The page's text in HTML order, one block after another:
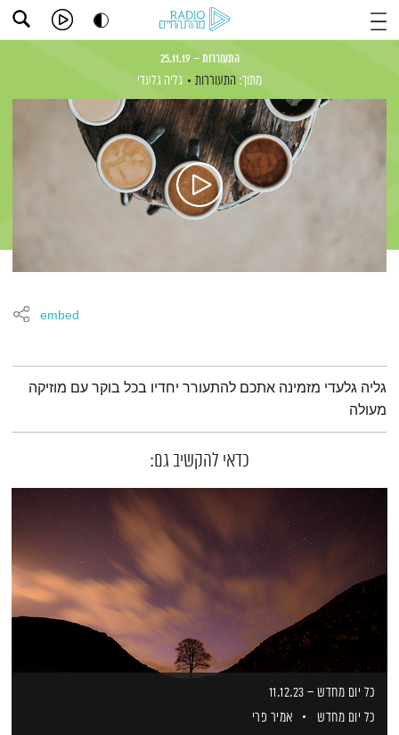
התעוררות – 25.11.19
מתוך: התעוררות גליה גלעדי
embed
תמצית הפודקאסט
גליה גלעדי מזמינה אתכם להתעורר יחדיו בכל בוקר עם מוזיקה
מעולה
כדאי להקשיב גם:
כל יום מחדש – 11.12.23
כל יום מחדש
אמיר פרי